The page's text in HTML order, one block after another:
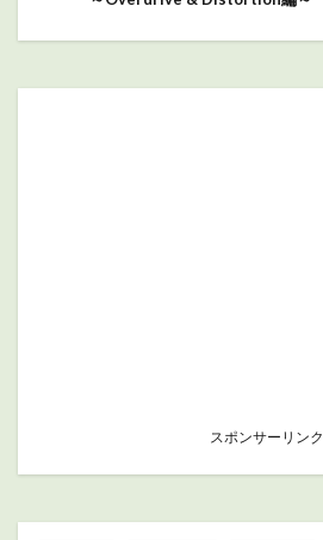
スポンサーリンク